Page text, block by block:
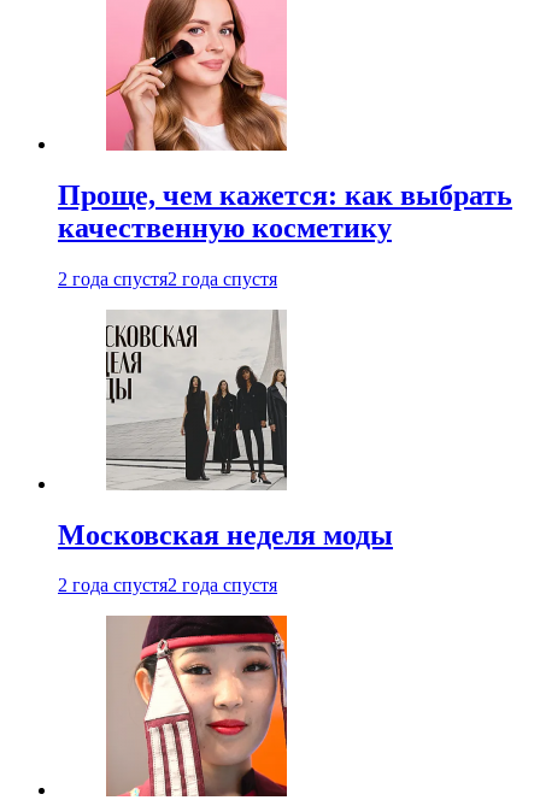
Проще, чем кажется: как выбрать
качественную косметику
2 года спустя2 года спустя
Московская неделя моды
2 года спустя2 года спустя